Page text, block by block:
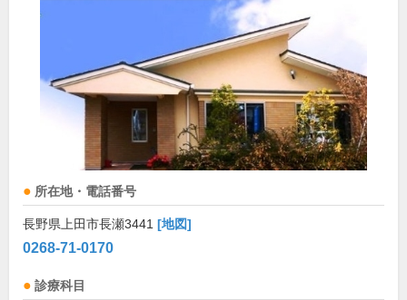
所在地・電話番号
長野県上田市長瀬3441 [地図]
0268-71-0170
診療科目